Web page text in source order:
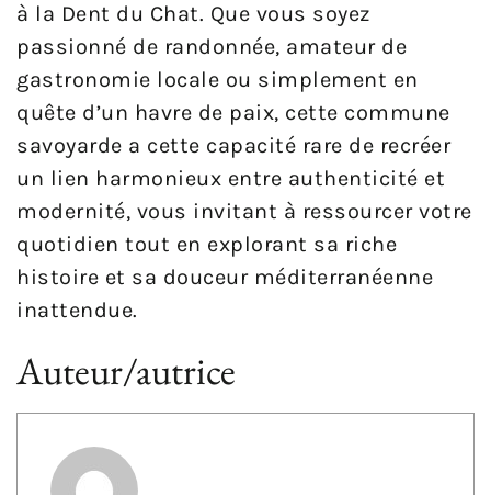
à la Dent du Chat. Que vous soyez
passionné de randonnée, amateur de
gastronomie locale ou simplement en
quête d’un havre de paix, cette commune
savoyarde a cette capacité rare de recréer
un lien harmonieux entre authenticité et
modernité, vous invitant à ressourcer votre
quotidien tout en explorant sa riche
histoire et sa douceur méditerranéenne
inattendue.
Auteur/autrice